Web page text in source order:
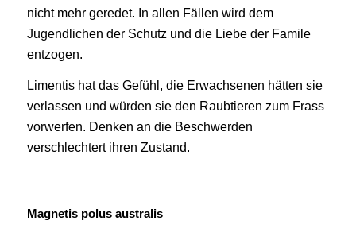
nicht mehr geredet. In allen Fällen wird dem
Jugendlichen der Schutz und die Liebe der Famile
entzogen.
Limentis hat das Gefühl, die Erwachsenen hätten sie
verlassen und würden sie den Raubtieren zum Frass
vorwerfen. Denken an die Beschwerden
verschlechtert ihren Zustand.
Magnetis polus australis